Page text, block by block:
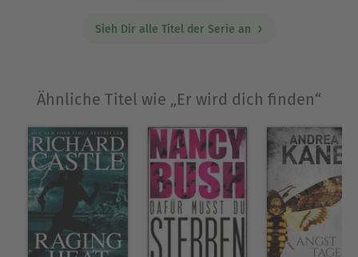
Sieh Dir alle Titel der Serie an
Ähnliche Titel wie „Er wird dich finden“